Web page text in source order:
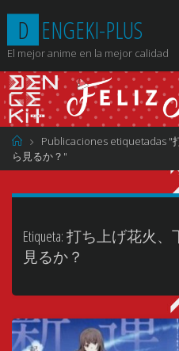
contenido
D ENGEKI-PLUS
El mejor anime en la mejor calidad
Página
de
Inicio
Publicaciones etiquetadas "
ら見るか？"
Etiqueta: 打ち上げ花火、
見るか？